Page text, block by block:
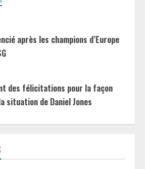
après les champions d’Europe
des félicitations pour la façon
situation de Daniel Jones